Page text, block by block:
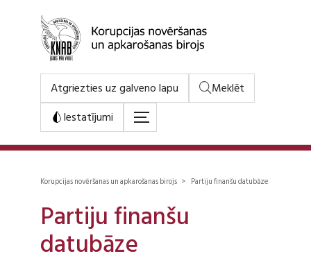
Atgriezties uz galveno lapu
Meklēt
Iestatījumi
Korupcijas novēršanas un apkarošanas birojs > Partiju finanšu datubāze
Partiju finanšu
datubāze